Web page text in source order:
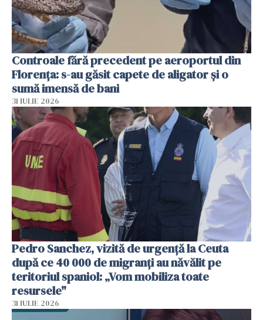
Controale fără precedent pe aeroportul din
Florența: s-au găsit capete de aligator și o
sumă imensă de bani
31 IULIE 2026
Pedro Sanchez, vizită de urgență la Ceuta
după ce 40 000 de migranți au năvălit pe
teritoriul spaniol: „Vom mobiliza toate
resursele"
31 IULIE 2026